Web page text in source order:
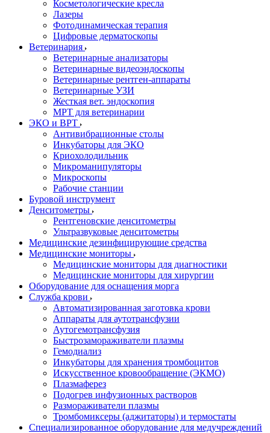
Косметологические кресла
Лазеры
Фотодинамическая терапия
Цифровые дерматоскопы
Ветеринария
Ветеринарные анализаторы
Ветеринарные видеоэндоскопы
Ветеринарные рентген-аппараты
Ветеринарные УЗИ
Жесткая вет. эндоскопия
МРТ для ветеринарии
ЭКО и ВРТ
Антивибрационные столы
Инкубаторы для ЭКО
Криохолодильник
Микроманипуляторы
Микроскопы
Рабочие станции
Буровой инструмент
Денситометры
Рентгеновские денситометры
Ультразвуковые денситометры
Медицинские дезинфицирующие средства
Медицинские мониторы
Медицинские мониторы для диагностики
Медицинские мониторы для хирургии
Оборудование для оснащения морга
Служба крови
Автоматизированная заготовка крови
Аппараты для аутотрансфузии
Аутогемотрансфузия
Быстрозамораживатели плазмы
Гемодиализ
Инкубаторы для хранения тромбоцитов
Искусственное кровообращение (ЭКМО)
Плазмаферез
Подогрев инфузионных растворов
Размораживатели плазмы
Тромбомиксеры (аджитаторы) и термостаты
Специализированное оборудование для медучреждений